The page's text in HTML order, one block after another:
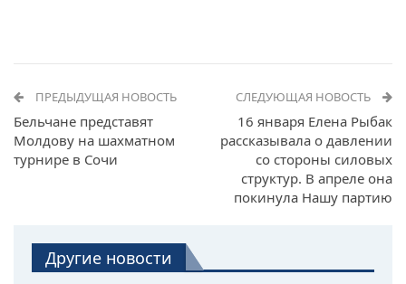
ПРЕДЫДУЩАЯ НОВОСТЬ
Бельчане представят
Молдову на шахматном
турнире в Сочи
СЛЕДУЮЩАЯ НОВОСТЬ
16 января Елена Рыбак
рассказывала о давлении
со стороны силовых
структур. В апреле она
покинула Нашу партию
Другие новости